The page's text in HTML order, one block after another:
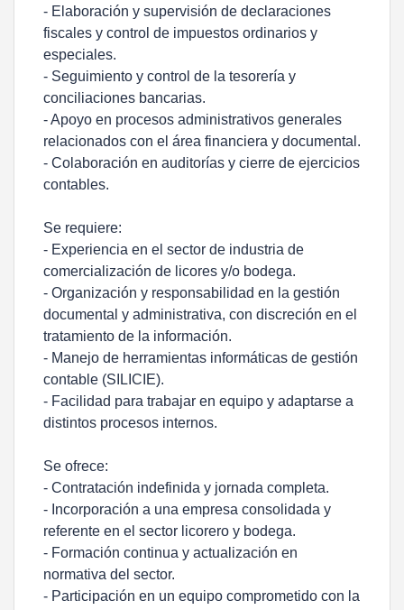
- Elaboración y supervisión de declaraciones
fiscales y control de impuestos ordinarios y
especiales.
- Seguimiento y control de la tesorería y
conciliaciones bancarias.
- Apoyo en procesos administrativos generales
relacionados con el área financiera y documental.
- Colaboración en auditorías y cierre de ejercicios
contables.
Se requiere:
- Experiencia en el sector de industria de
comercialización de licores y/o bodega.
- Organización y responsabilidad en la gestión
documental y administrativa, con discreción en el
tratamiento de la información.
- Manejo de herramientas informáticas de gestión
contable (SILICIE).
- Facilidad para trabajar en equipo y adaptarse a
distintos procesos internos.
Se ofrece:
- Contratación indefinida y jornada completa.
- Incorporación a una empresa consolidada y
referente en el sector licorero y bodega.
- Formación continua y actualización en
normativa del sector.
- Participación en un equipo comprometido con la